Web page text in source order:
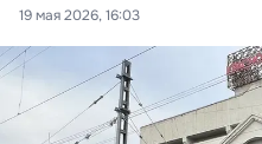
19 мая 2026, 16:03